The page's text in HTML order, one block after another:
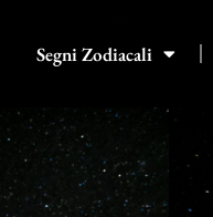
Segni Zodiacali